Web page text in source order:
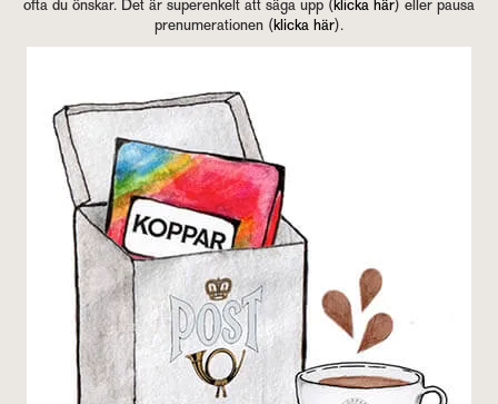
ofta du öns­kar. Det är su­peren­kelt att säga upp (klic­ka här) eller pausa
pre­nu­me­ra­tio­nen (klic­ka här).